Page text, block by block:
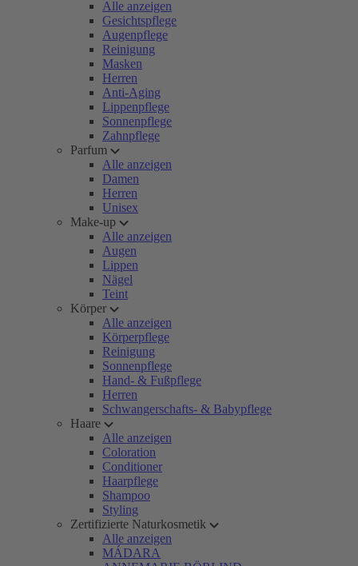
Alle anzeigen
Gesichtspflege
Augenpflege
Reinigung
Masken
Herren
Anti-Aging
Lippenpflege
Sonnenpflege
Zahnpflege
Parfum
Alle anzeigen
Damen
Herren
Unisex
Make-up
Alle anzeigen
Augen
Lippen
Nägel
Teint
Körper
Alle anzeigen
Körperpflege
Reinigung
Sonnenpflege
Hand- & Fußpflege
Herren
Schwangerschafts- & Babypflege
Haare
Alle anzeigen
Coloration
Conditioner
Haarpflege
Shampoo
Styling
Zertifizierte Naturkosmetik
Alle anzeigen
MÁDARA